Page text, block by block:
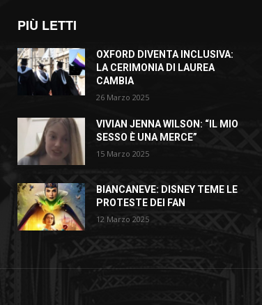
PIÙ LETTI
OXFORD DIVENTA INCLUSIVA:
LA CERIMONIA DI LAUREA
CAMBIA
26 Marzo 2025
VIVIAN JENNA WILSON: “IL MIO
SESSO È UNA MERCE”
15 Marzo 2025
BIANCANEVE: DISNEY TEME LE
PROTESTE DEI FAN
12 Marzo 2025